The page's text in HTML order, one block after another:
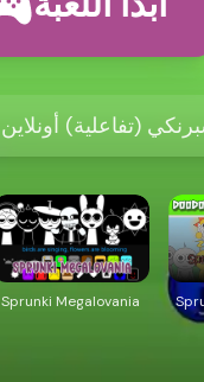
Sprunki Megalovania